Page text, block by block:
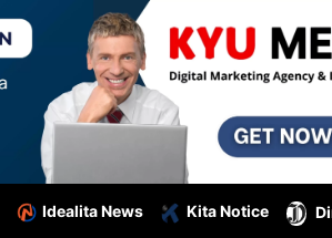
Idealita News Kita Notice